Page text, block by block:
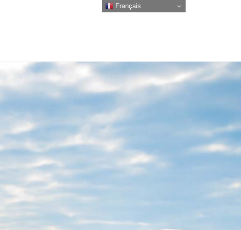
Français